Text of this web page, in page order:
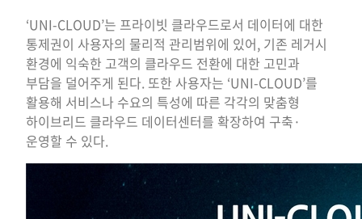
‘UNI-CLOUD’는 프라이빗 클라우드로서 데이터에 대한
통제권이 사용자의 물리적 관리범위에 있어, 기존 레거시
환경에 익숙한 고객의 클라우드 전환에 대한 고민과
부담을 덜어주게 된다. 또한 사용자는 ‘UNI-CLOUD’를
활용해 서비스나 수요의 특성에 따른 각각의 맞춤형
하이브리드 클라우드 데이터센터를 확장하여 구축·
운영할 수 있다.